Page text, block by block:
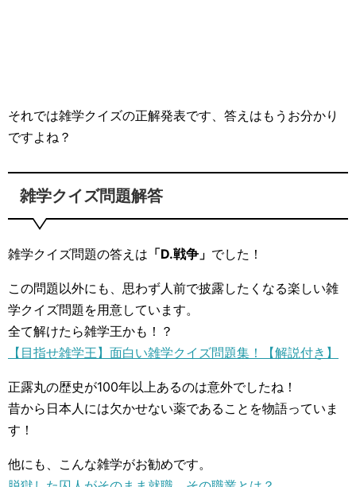
それでは雑学クイズの正解発表です、答えはもうお分かり
ですよね？
雑学クイズ問題解答
雑学クイズ問題の答えは 「D.戦争」 でした！
この問題以外にも、思わず人前で披露したくなる楽しい雑
学クイズ問題を用意しています。
全て解けたら雑学王かも！？
【目指せ雑学王】面白い雑学クイズ問題集！【解説付き】
正露丸の歴史が100年以上あるのは意外でしたね！
昔から日本人には欠かせない薬であることを物語っていま
す！
他にも、こんな雑学がお勧めです。